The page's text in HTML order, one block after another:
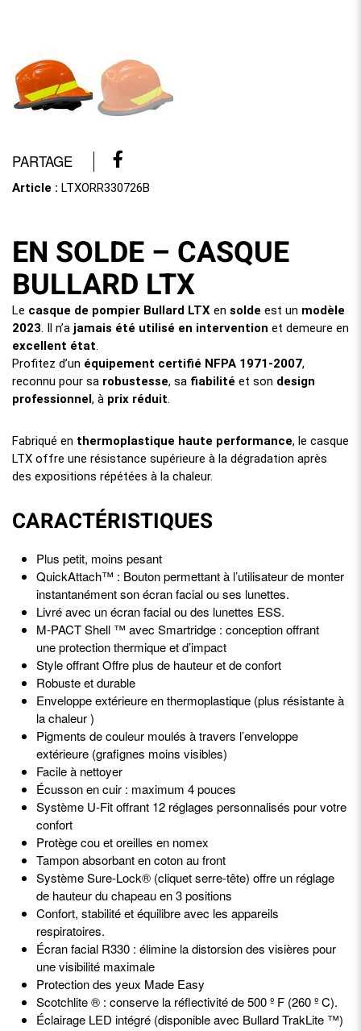
PARTAGE
Article : LTXORR330726B
EN SOLDE – CASQUE
BULLARD LTX
Le casque de pompier Bullard LTX en solde est un modèle
2023 . Il n’a jamais été utilisé en intervention et demeure en
excellent état
Profitez d’un équipement certifié NFPA 1971-2007,
reconnu pour sa robustesse, sa fiabilité et son design
professionnel, à prix réduit
Fabriqué en thermoplastique haute performance, le casque
LTX offre une résistance supérieure à la dégradation après
des expositions répétées à la chaleur.
CARACTÉRISTIQUES
Plus petit, moins pesant
QuickAttach™ : Bouton permettant à l’utilisateur de monter
instantanément son écran facial ou ses lunettes.
Livré avec un écran facial ou des lunettes ESS.
M-PACT Shell ™ avec Smartridge : conception offrant
une protection thermique et d’impact
Style offrant Offre plus de hauteur et de confort
Robuste et durable
Enveloppe extérieure en thermoplastique (plus résistante à
la chaleur )
Pigments de couleur moulés à travers l’enveloppe
extérieure (grafignes moins visibles)
Facile à nettoyer
Écusson en cuir : maximum 4 pouces
Système U-Fit offrant 12 réglages personnalisés pour votre
confort
Protège cou et oreilles en nomex
Tampon absorbant en coton au front
Système Sure-Lock® (cliquet serre-tête) offre un réglage
de hauteur du chapeau en 3 positions
Confort, stabilité et équilibre avec les appareils
respiratoires.
Écran facial R330 : élimine la distorsion des visières pour
une visibilité maximale
Protection des yeux Made Easy
Scotchlite ® : conserve la réflectivité de 500 º F (260 º C).
Éclairage LED intégré (disponible avec Bullard TrakLite ™)